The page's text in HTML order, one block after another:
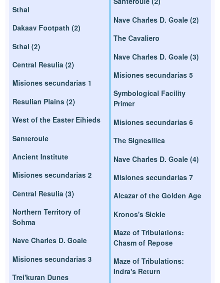
Sthal
Dakaav Footpath (2)
Sthal (2)
Central Resulia (2)
Misiones secundarias 1
Resulian Plains (2)
West of the Easter Eihieds
Santeroule
Ancient Institute
Misiones secundarias 2
Central Resulia (3)
Northern Territory of
Sohma
Nave Charles D. Goale
Misiones secundarias 3
Trei'kuran Dunes
Nave Charles D. Goale (2)
The Cavaliero
Nave Charles D. Goale (3)
Misiones secundarias 5
Symbological Facility
Primer
Misiones secundarias 6
The Signesilica
Nave Charles D. Goale (4)
Misiones secundarias 7
Alcazar of the Golden Age
Kronos's Sickle
Maze of Tribulations:
Chasm of Repose
Maze of Tribulations:
Indra's Return